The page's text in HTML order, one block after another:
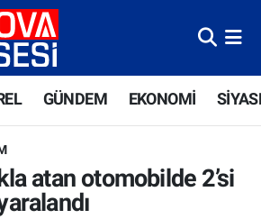
GÜNDEM EKONOMİ
atan otomobilde 2’si
Eczaneler
Durumu ve Fikstür